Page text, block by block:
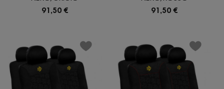
91,50 € 91,50 €